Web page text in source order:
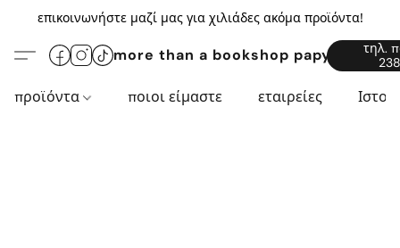
επικοινωνήστε μαζί μας για χιλιάδες ακόμα προϊόντα!
more than a bookshop
τηλ.
προϊόντα ποιοι είμαστε εταιρείες